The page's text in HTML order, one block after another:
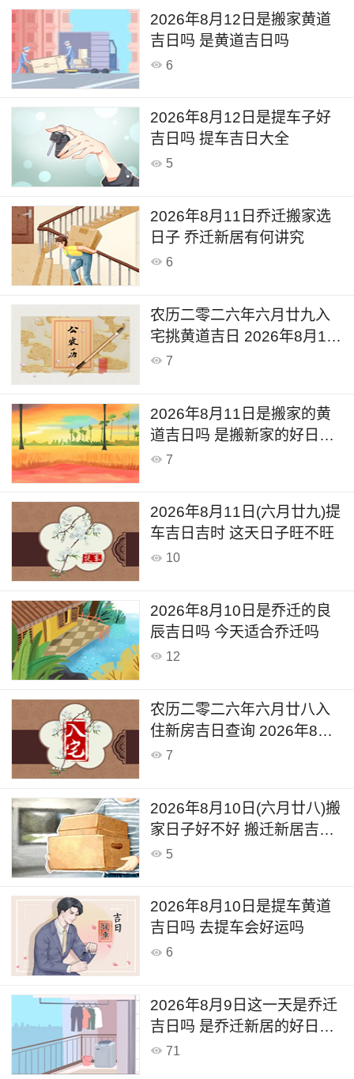
2026年8月12日是搬家黄道
吉日吗 是黄道吉日吗
6
2026年8月12日是提车子好
吉日吗 提车吉日大全
5
2026年8月11日乔迁搬家选
日子 乔迁新居有何讲究
6
农历二零二六年六月廿九入
宅挑黄道吉日 2026年8月11
日是不是搬家入宅吉日
7
2026年8月11日是搬家的黄
道吉日吗 是搬新家的好日子
么 7
2026年8月11日(六月廿九)提
车吉日吉时 这天日子旺不旺
10
2026年8月10日是乔迁的良
辰吉日吗 今天适合乔迁吗
12
农历二零二六年六月廿八入
住新房吉日查询 2026年8月
10日宜搬入新家么
7
2026年8月10日(六月廿八)搬
家日子好不好 搬迁新居吉利
么 5
2026年8月10日是提车黄道
吉日吗 去提车会好运吗
6
2026年8月9日这一天是乔迁
吉日吗 是乔迁新居的好日子
吗 71